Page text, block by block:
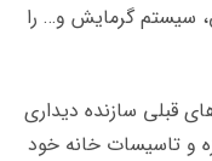
سیستم گرمایش و… را
قبلی سازنده دیداری
و تاسیسات خانه‌ خود